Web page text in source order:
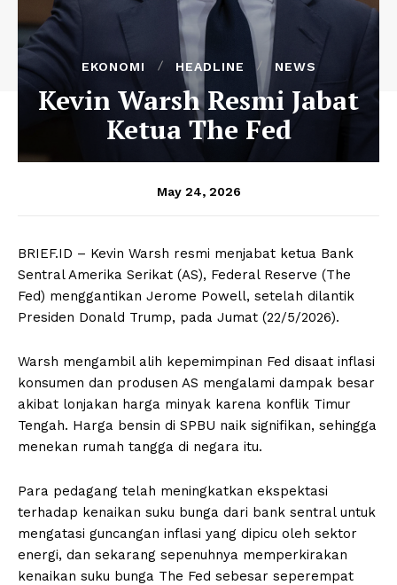
EKONOMI HEADLINE NEWS
Kevin Warsh Resmi Jabat
Ketua The Fed
May 24, 2026
BRIEF.ID – Kevin Warsh resmi menjabat ketua Bank
Sentral Amerika Serikat (AS), Federal Reserve (The
Fed) menggantikan Jerome Powell, setelah dilantik
Presiden Donald Trump, pada Jumat (22/5/2026).
Warsh mengambil alih kepemimpinan Fed disaat inflasi
konsumen dan produsen AS mengalami dampak besar
akibat lonjakan harga minyak karena konflik Timur
Tengah. Harga bensin di SPBU naik signifikan, sehingga
menekan rumah tangga di negara itu.
Para pedagang telah meningkatkan ekspektasi
terhadap kenaikan suku bunga dari bank sentral untuk
mengatasi guncangan inflasi yang dipicu oleh sektor
energi, dan sekarang sepenuhnya memperkirakan
kenaikan suku bunga The Fed sebesar seperempat